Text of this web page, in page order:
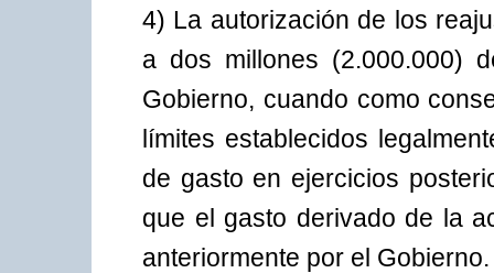
4) La autorización de los
a dos millones (2.000.000)
Gobierno, cuando como
límites establecidos
de gasto en ejercicios
que el gasto derivado de la
anteriormente por el Gobierno.